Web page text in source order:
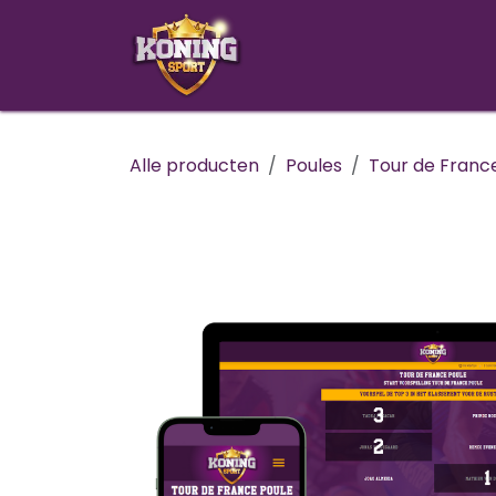
Overslaan naar inhoud
Alle producten Poules Tour de